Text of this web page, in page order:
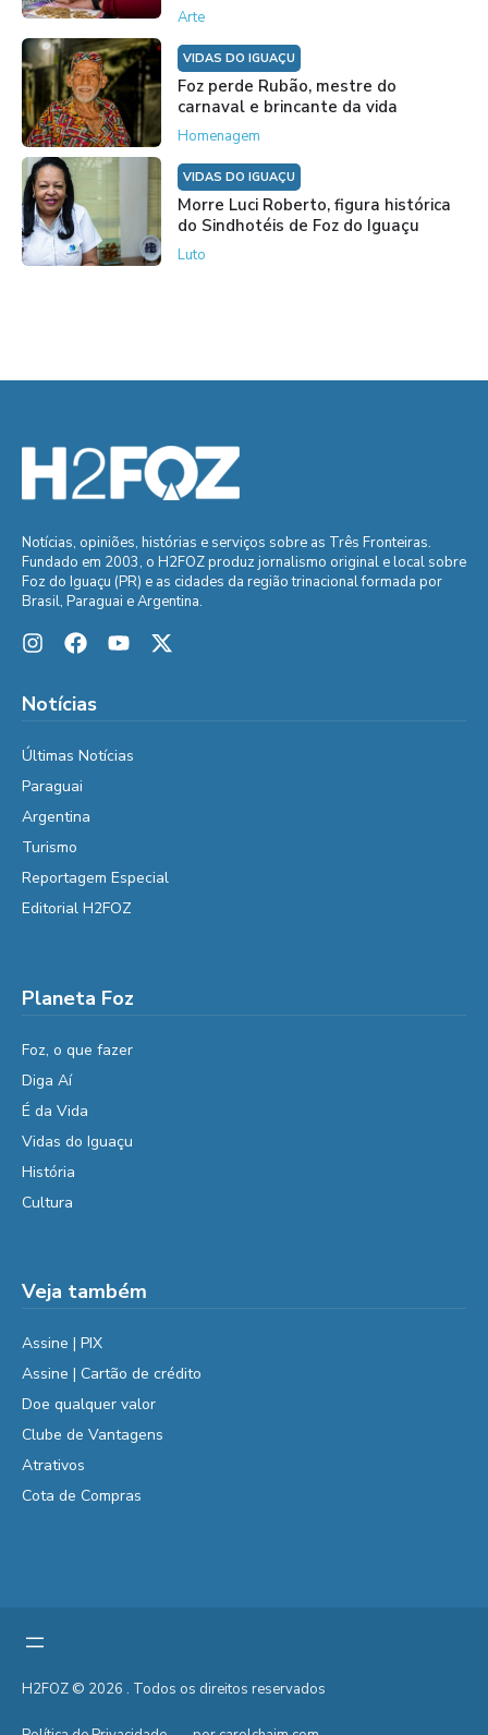
Arte
VIDAS DO IGUAÇU
Foz perde Rubão, mestre do
carnaval e brincante da vida
Homenagem
VIDAS DO IGUAÇU
Morre Luci Roberto, figura histórica
do Sindhotéis de Foz do Iguaçu
Luto
Notícias, opiniões, histórias e serviços sobre as Três Fronteiras.
Fundado em 2003, o H2FOZ produz jornalismo original e local sobre
Foz do Iguaçu (PR) e as cidades da região trinacional formada por
Brasil, Paraguai e Argentina.
Notícias
Últimas Notícias
Paraguai
Argentina
Turismo
Reportagem Especial
Editorial H2FOZ
Planeta Foz
Foz, o que fazer
Diga Aí
É da Vida
Vidas do Iguaçu
História
Cultura
Veja também
Assine | PIX
Assine | Cartão de crédito
Doe qualquer valor
Clube de Vantagens
Atrativos
Cota de Compras
H2FOZ © 2026 . Todos os direitos reservados